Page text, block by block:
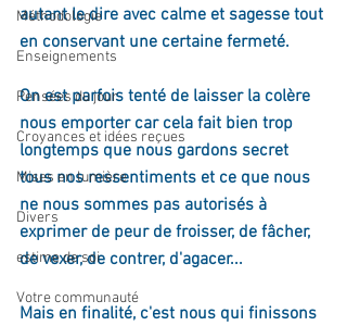
Méthodologie
Enseignements
Pensées du jour
Croyances et idées reçues
Mises en lumière
Divers
estime de soi
Votre communauté
autant le dire avec calme et sagesse tout
en conservant une certaine fermeté.
On est parfois tenté de laisser la colère
nous emporter car cela fait bien trop
longtemps que nous gardons secret
tous nos ressentiments et ce que nous
ne nous sommes pas autorisés à
exprimer de peur de froisser, de fâcher,
de vexer, de contrer, d'agacer...
Mais en finalité, c'est nous qui finissons